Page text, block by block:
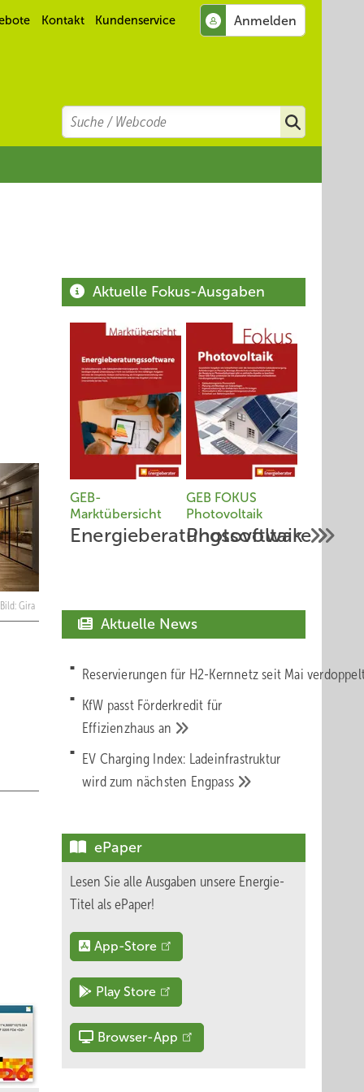
Kontakt Kundenservice
Search
Suchen
Bild: Gira
Aktuelle Fokus-Ausgaben
GEB-
Marktübersicht
Energieberatungssoftware
GEB FOKUS
Photovoltaik
Photovoltaik
Aktuelle News
Reservierungen für H2-Kernnetz seit Mai
KfW passt Förderkredit für
Effizienzhaus an
EV Charging Index: Ladeinfrastruktur
wird zum nächsten Engpass
ePaper
Lesen Sie alle Ausgaben unsere Energie-
Titel als ePaper!
App-Store
Play Store
Browser-App